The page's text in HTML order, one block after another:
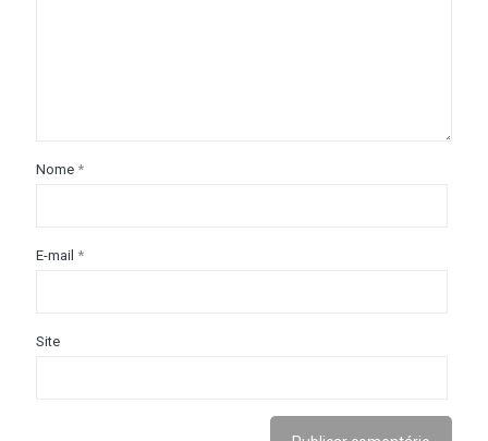
Nome *
E-mail *
Site